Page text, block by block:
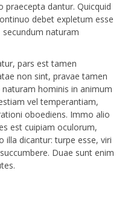
praecepta dantur. Quicquid
debet expletum esse
naturam
pars est tamen
non sint, pravae tamen
hominis in animum
vel temperantiam,
oboediens. Immo alio
est cuipiam oculorum,
illa dicantur: turpe esse, viri
Duae sunt enim